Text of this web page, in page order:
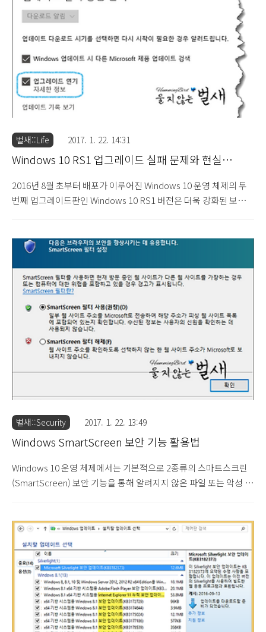
apps that use Microsoft MPEG-2 handling libraries) to crash.
Addressed a known issue with..
벌새::Life 2017. 1. 22. 14:31
Windows 10 RS1 업그레이드 실패 문제와 현실
2016년 8월 초부터 배포가 이루어진 Windows 10 운영 체제의 두
번째 업그레이드판인 Windows 10 RS1 버전은 더욱 강화된 보안과
로 TH2 버전을 그대로 사용하고 있었습니다. 그러던 중 2016년 9월
하였지만, Windows 업데이트 및 수동 업데이트 모두 실패하는 문
제가 발생하였습니다. 정확하게 어떤 이유로 Windows 10 RS1 업
데이트가 이루어지지 않는지는 원인을 확인할 수 없었지만 업그레
이드 과정에서 몇 차례 자동 재부팅 과정에서 Windows 부팅 초기
화면에서 수시간 동안 진..
벌새::Security 2017. 1. 22. 13:49
Windows SmartScreen 보안 기능 활용법
Windows 10 운영 체제에서는 기본적으로 2종류의 스마트스크린
(SmartScreen) 보안 기능을 통해 알려지지 않은 파일 또는 악성 파
8 버전에서 도입된 Microsoft SmartScreen 필터 기능은 Internet
Explorer 웹 브라우저를 이용한 웹 사이트 접속 및 파일 다운로드
과정에서 악성 사이트 또는 악성 파일을 차단할 수 있는 기능을 소개
한 적이 있었습니다. 그런데 운영 체제에는 Windows
SmartScreen 보안 기능이 추가적으로 포함되어 있으며, 해당 기능
은 파일이 실행되는 시점에서 다음과 ..